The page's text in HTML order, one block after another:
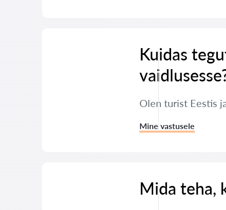
Kuidas
Olen turist Eestis
Mine vastusele
Mida teha,